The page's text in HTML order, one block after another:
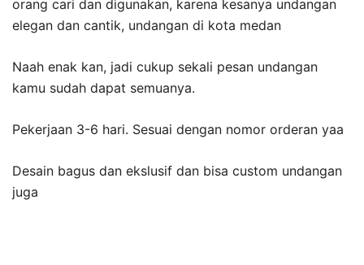
orang cari dan digunakan, karena kesanya undangan
elegan dan cantik, undangan di kota medan
Naah enak kan, jadi cukup sekali pesan undangan
kamu sudah dapat semuanya.
Pekerjaan 3-6 hari. Sesuai dengan nomor orderan yaa
Desain bagus dan ekslusif dan bisa custom undangan
juga